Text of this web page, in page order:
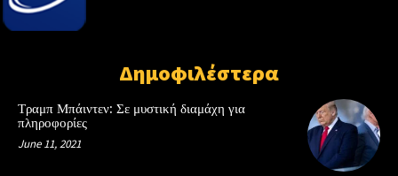
Δημοφιλέστερα
Τραμπ Μπάιντεν: Σε μυστική διαμάχη για
πληροφορίες
June 11, 2021